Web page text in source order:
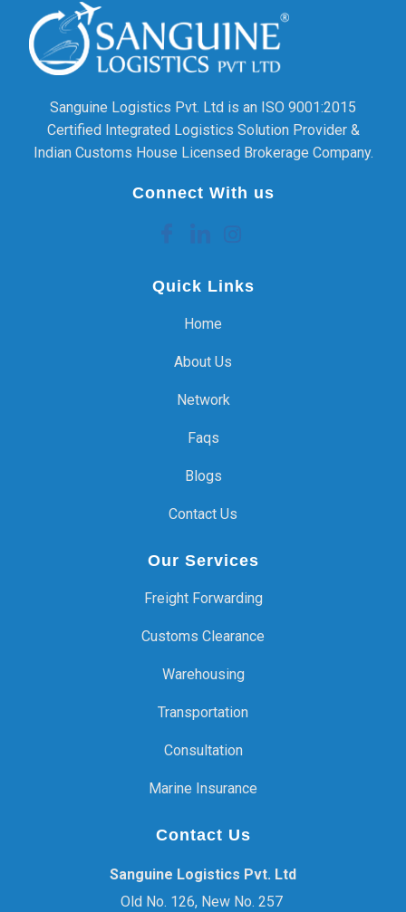
Sanguine Logistics Pvt. Ltd is an ISO 9001:2015
Certified Integrated Logistics Solution Provider &
Indian Customs House Licensed Brokerage Company.
Connect With us
Quick Links
Home
About Us
Network
Faqs
Blogs
Contact Us
Our Services
Freight Forwarding
Customs Clearance
Warehousing
Transportation
Consultation
Marine Insurance
Contact Us
Sanguine Logistics Pvt. Ltd
Old No. 126, New No. 257